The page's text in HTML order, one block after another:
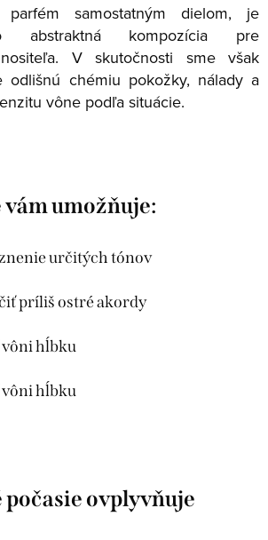
samostatným dielom, je
abstraktná kompozícia pre
V skutočnosti sme však
odlišnú chémiu pokožky, nálady a
vône podľa situácie.
umožňuje:
určitých tónov
príliš ostré akordy
hĺbku
hĺbku
ovplyvňuje